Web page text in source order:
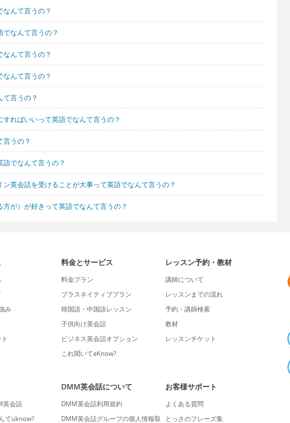
なんて言うの？
でなんて言うの？
んて言うの？
んて言うの？
て言うの？
ればいいって英語でなんて言うの？
言うの？
でなんて言うの？
英会話を受けることが大事って英語でなんて言うの？
が）が好きって英語でなんて言うの？
み
料金とサービス
料金プラン
プラスネイティブプラン
韓国語・中国語レッスン
子供向け英会話
ビジネス英会話オプション
これ聞いてeKnow?
レッスン予約・教材
講師について
レッスンまでの流れ
予約・講師検索
教材
レッスンチケット
英会話
てuknow?
DMM英会話について
DMM英会話利用規約
DMM英会話グループの個人情報取
お客様サポート
よくある質問
とっさのフレーズ集